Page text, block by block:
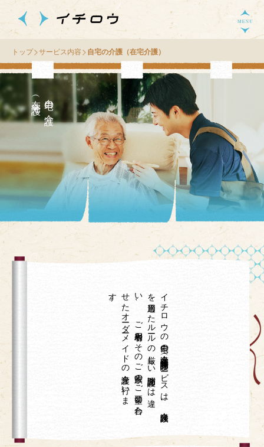
トップ サービス内容 自宅の介護（在宅介護）
自
宅
の
介
護
（
在
宅
介
護
）
イ
チ
ロ
ウ
の
自宅の
介護（在宅介護・訪問介護）サ
ービ
ス
は
、
介護保険
を
適用し
た
ル
ール
の
厳し
い
訪問介護と
は
違
い
、
ご
利用者や
そ
の
ご
家族の
ご
要望に
合わ
せ
た
オ
ーダ
ーメ
イ
ド
の
介護を
行い
ま
す
。